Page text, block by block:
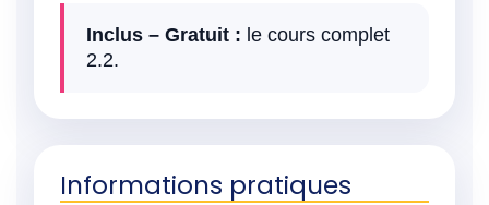
Inclus – Gratuit : le cours complet
2.2.
Informations pratiques